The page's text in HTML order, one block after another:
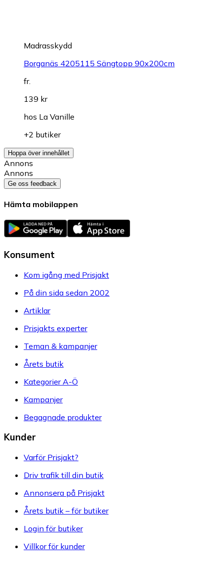
Madrasskydd
Borganäs 4205115 Sängtopp 90x200cm
fr.
139 kr
hos La Vanille
+2 butiker
Hoppa över innehållet
Annons
Annons
Ge oss feedback
Hämta mobilappen
Konsument
Kom igång med Prisjakt
På din sida sedan 2002
Artiklar
Prisjakts experter
Teman & kampanjer
Årets butik
Kategorier A-Ö
Kampanjer
Begagnade produkter
Kunder
Varför Prisjakt?
Driv trafik till din butik
Annonsera på Prisjakt
Årets butik – för butiker
Login för butiker
Villkor för kunder